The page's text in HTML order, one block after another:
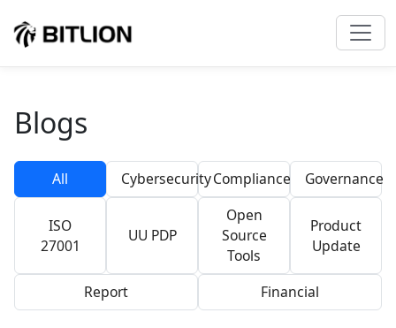
Blogs
All CybersecurityCompliance Governance
ISO
27001
UU PDP
Open
Source
Tools
Product
Update
Report Financial